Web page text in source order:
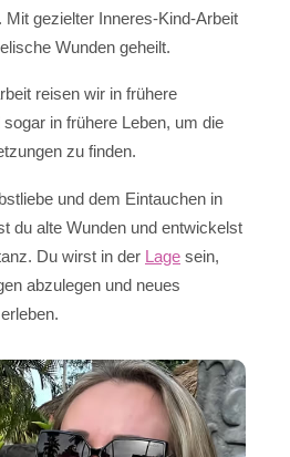
Mit gezielter Inneres-Kind-Arbeit
Wunden geheilt.
reisen wir in frühere
in frühere Leben, um die
zu finden.
und dem Eintauchen in
du alte Wunden und entwickelst
Du wirst in der Lage sein,
abzulegen und neues